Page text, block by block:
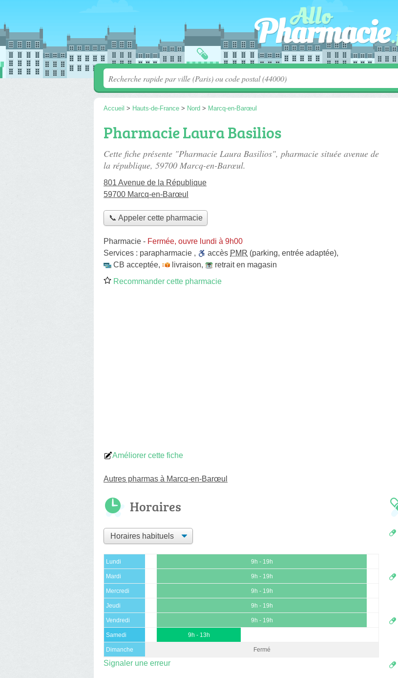
Accueil > Hauts-de-France > Nord > Marcq-en-Barœul
Pharmacie Laura Basilios
Cette fiche présente "Pharmacie Laura Basilios", pharmacie située avenue de
la république, 59700 Marcq-en-Barœul.
801 Avenue de la République
59700 Marcq-en-Barœul
📞 Appeler cette pharmacie
Pharmacie - Fermée, ouvre lundi à 9h00
Services : parapharmacie , accès PMR (parking, entrée adaptée),
CB acceptée, livraison,
retrait en magasin
Recommander cette pharmacie
Améliorer cette fiche
Autres pharmas à Marcq-en-Barœul
Horaires
Lundi 9h - 19h
Mardi 9h - 19h
Mercredi 9h - 19h
Jeudi 9h - 19h
Vendredi 9h - 19h
Samedi 9h - 13h
Dimanche Fermé
Signaler une erreur